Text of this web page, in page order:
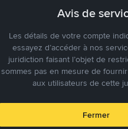
des marchés
Binance P2P
cryptomonnaies
Avis de
Les détails de votre compte
essayez d’accéder à nos
juridiction faisant l’objet de
sommes pas en mesure de
aux utilisateurs de cette
Fermer